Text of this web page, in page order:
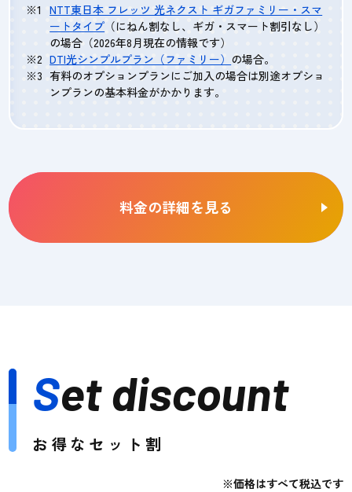
NTT東日本 フレッツ 光ネクスト ギガファミリー・スマ
ートタイプ （にねん割なし、ギガ・スマート割引なし）
の場合（2026年8月現在の情報です）
DTI光シンプルプラン（ファミリー） の場合。
有料のオプションプランにご加入の場合は別途オプショ
ンプランの基本料金がかかります。
料金の詳細を見る
Set discount
お得なセット割
※価格はすべて税込です